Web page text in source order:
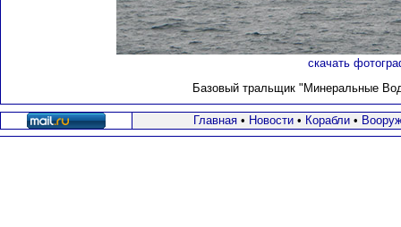
скачать
Базовый тральщик "Минеральные
Главная• Новости• Корабли•